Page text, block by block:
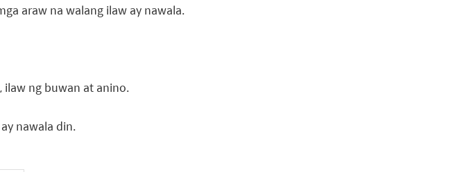
araw na walang ilaw ay nawala.
ilaw ng buwan at anino.
nawala din.